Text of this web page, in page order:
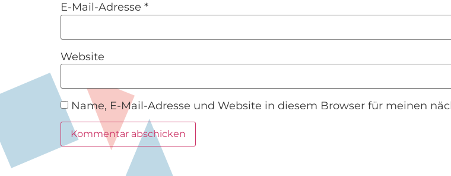
E-Mail-Adresse *
Website
Name, E-Mail-Adresse und Website in diesem Browser für meinen